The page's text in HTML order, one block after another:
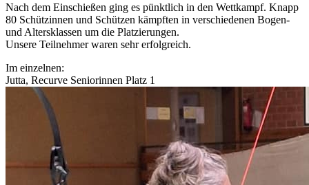
Nach dem Einschießen ging es pünktlich in den Wettkampf. Knapp
80 Schützinnen und Schützen kämpften in verschiedenen Bogen-
und Altersklassen um die Platzierungen.
Unsere Teilnehmer waren sehr erfolgreich.
Im einzelnen:
Jutta, Recurve Seniorinnen Platz 1